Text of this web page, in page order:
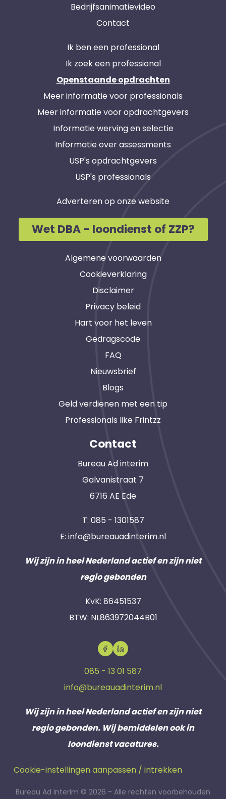
Bedrijfsanimatievideo
Contact
Ik ben een professional
Ik zoek een professional
Openstaande opdrachten
Meer informatie voor professionals
Meer informatie voor opdrachtgevers
Informatie werving en selectie
Informatie over assessments
USP's opdrachtgevers
USP's professionals
Adverteren op onze website
Wet DBA - loondienst of ZZP?
Algemene voorwaarden
Cookieverklaring
Disclaimer
Privacy beleid
Hart voor het leven
Gedragscode
FAQ
Nieuwsbrief
Blogs
Geld verdienen met een tip
Professionals like Frintzz
Contact
Bureau Ad interim
Galvanistraat 7
6716 AE Ede
T: 085 - 1301587
E: info@bureauadinterim.nl
Wij zijn in heel Nederland actief en zijn niet
regio gebonden
KvK: 86451537
BTW: NL863972044B01
085 - 13 01 587
info@bureauadinterim.nl
Wij zijn in heel Nederland actief en zijn niet
regio gebonden. Wij bemiddelen ook in
loondienst vacatures.
Cookie-instellingen aanpassen / intrekken
Bureau Ad Interim © 2026 - Alle rechten voorbehouden